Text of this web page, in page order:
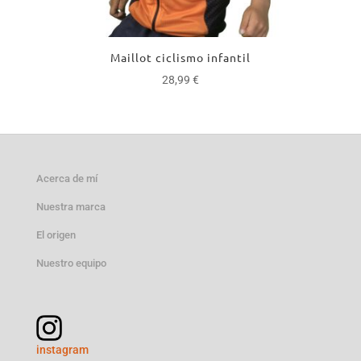
Maillot ciclismo infantil
28,99 €
Acerca de mí
Nuestra marca
El origen
Nuestro equipo
instagram